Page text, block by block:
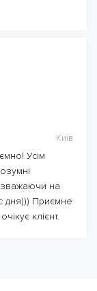
Київ
Усім
зважаючи на
дня))) Приємне
клієнт.